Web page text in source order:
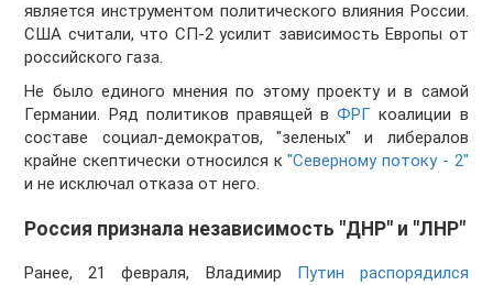
является инструментом политического влияния России.
США считали, что СП-2 усилит зависимость Европы от
российского газа.
Не было единого мнения по этому проекту и в самой
Германии. Ряд политиков правящей вФРГ коалиции в
составе социал-демократов, "зеленых" и либералов
крайне скептически относился к"Северному потоку - 2"
и не исключал отказа от него.
Россия признала независимость "ДНР" и "ЛНР"
Ранее, 21 февраля, Владимир Путин распорядился